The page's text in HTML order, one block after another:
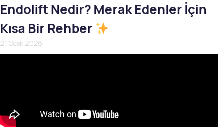
Endolift Nedir? Merak Edenler İçin
Kısa Bir Rehber
21 Ocak 2026